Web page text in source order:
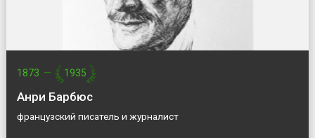
1873 — 1935
Анри Барбюс
французский писатель и журналист